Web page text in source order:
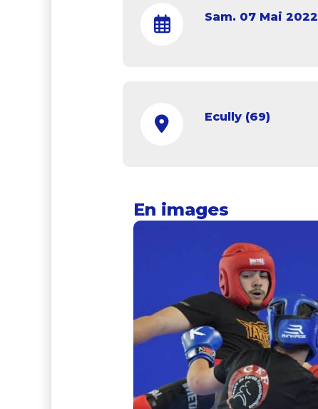
Sam. 07 Mai 2022
Ecully (69)
En images